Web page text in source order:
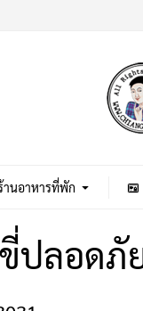
านอาหารที่พัก
ปลอดภั